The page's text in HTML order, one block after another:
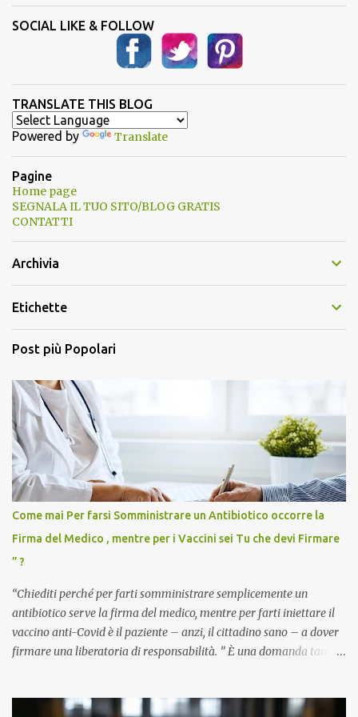
SOCIAL LIKE & FOLLOW
TRANSLATE THIS BLOG
Powered by Translate
Pagine
Home page
SEGNALA IL TUO SITO/BLOG GRATIS
CONTATTI
Archivia
Etichette
Post più Popolari
Come mai Per farsi Somministrare un Antibiotico occorre la
Firma del Medico , mentre per i Vaccini sei Tu che devi Firmare
” ?
“Chiediti perché per farti somministrare semplicemente un
antibiotico serve la firma del medico, mentre per farti iniettare il
vaccino anti-Covid è il paziente – anzi, il cittadino sano – a dover
firmare una liberatoria di responsabilità. ” È una domanda tanto
pandemia. Un interrogativo che dovrebbe scuotere chiunque abbia